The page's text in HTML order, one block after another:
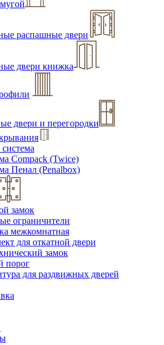
распашные двери
двери книжка
двери и перегородки
Compack (Twice)
Пенал (Penalbox)
замок
ограничители
межкомнатная
для откатной двери
замок
порог
для раздвижных дверей